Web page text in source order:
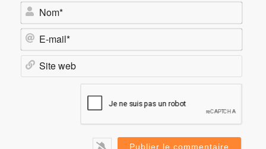
Nom*
E-